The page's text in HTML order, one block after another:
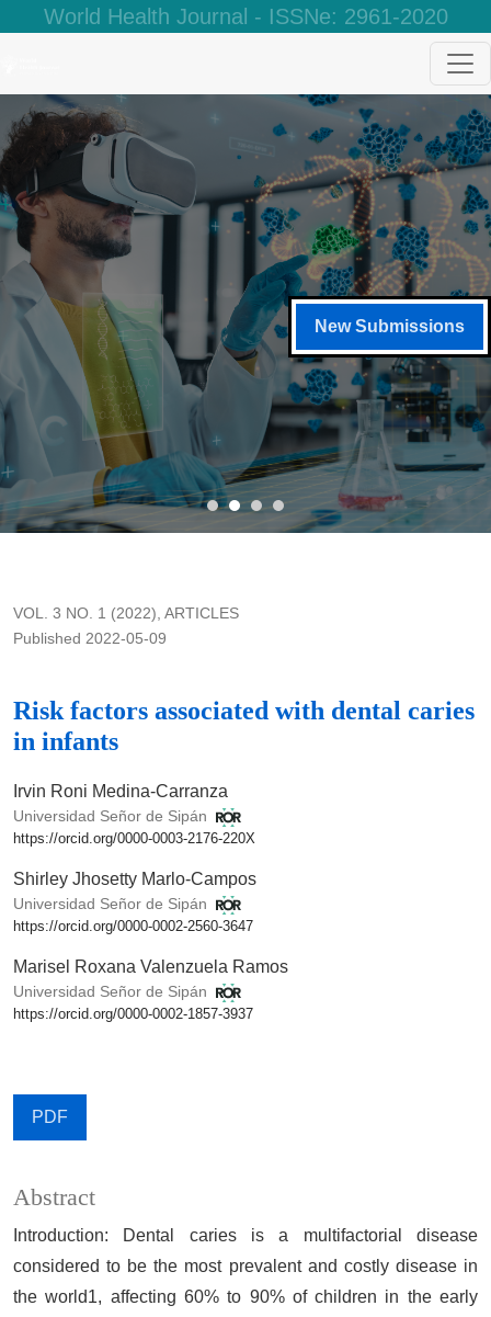
World Health Journal - ISSNe: 2961-2020
New Submissions
VOL. 3 NO. 1 (2022), ARTICLES
Risk factors associated with dental caries
in infants
Published 2022-05-09
Irvin Roni Medina-Carranza
Universidad Señor de Sipán
https://orcid.org/0000-0003-2176-220X
Shirley Jhosetty Marlo-Campos
Universidad Señor de Sipán
https://orcid.org/0000-0002-2560-3647
Marisel Roxana Valenzuela Ramos
Universidad Señor de Sipán
https://orcid.org/0000-0002-1857-3937
PDF
Abstract
Introduction: Dental caries is a multifactorial disease
considered to be the most prevalent and costly disease in
the world1, affecting 60% to 90% of children in the early